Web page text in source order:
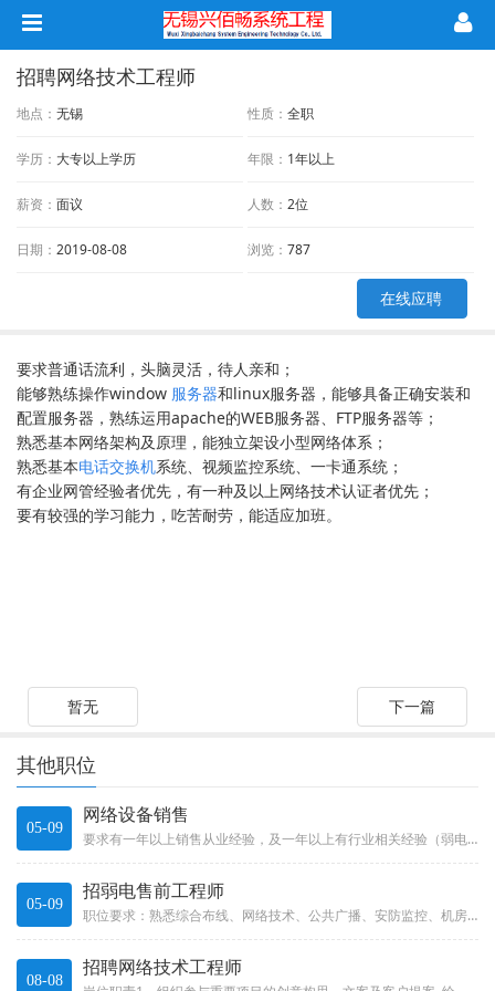
招聘网络技术工程师
地点： 无锡 性质： 全职
学历： 大专以上学历 年限： 1年以上
薪资： 面议 人数： 2位
日期： 2019-08-08 浏览： 787
在线应聘
要求普通话流利，头脑灵活，待人亲和；
能够熟练操作window 服务器和linux服务器，能够具备正确安装和
配置服务器，熟练运用apache的WEB服务器、FTP服务器等；
熟悉基本网络架构及原理，能独立架设小型网络体系；
熟悉基本电话交换机系统、视频监控系统、一卡通系统；
有企业网管经验者优先，有一种及以上网络技术认证者优先；
要有较强的学习能力，吃苦耐劳，能适应加班。
暂无 下一篇
其他职位
05-09
网络设备销售
要求有一年以上销售从业经验，及一年以上有行业相关经验（弱电工...
05-09
招弱电售前工程师
职位要求：熟悉综合布线、网络技术、公共广播、安防监控、机房工...
08-08
招聘网络技术工程师